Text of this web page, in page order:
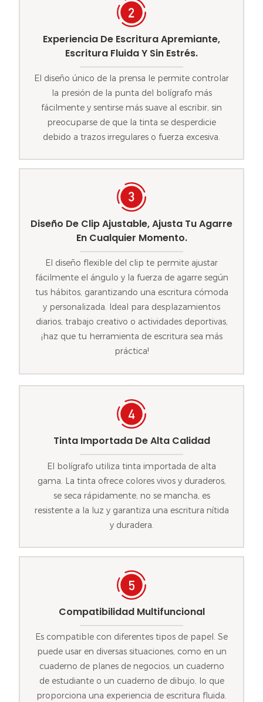
Experiencia De Escritura Apremiante,
Escritura Fluida Y Sin Estrés.
El diseño único de la prensa le permite controlar
la presión de la punta del bolígrafo más
fácilmente y sentirse más suave al escribir, sin
preocuparse de que la tinta se desperdicie
debido a trazos irregulares o fuerza excesiva.
Diseño De Clip Ajustable, Ajusta Tu Agarre
En Cualquier Momento.
El diseño flexible del clip te permite ajustar
fácilmente el ángulo y la fuerza de agarre según
tus hábitos, garantizando una escritura cómoda
y personalizada. Ideal para desplazamientos
diarios, trabajo creativo o actividades deportivas,
¡haz que tu herramienta de escritura sea más
práctica!
Tinta Importada De Alta Calidad
El bolígrafo utiliza tinta importada de alta
gama. La tinta ofrece colores vivos y duraderos,
se seca rápidamente, no se mancha, es
resistente a la luz y garantiza una escritura nítida
y duradera.
Compatibilidad Multifuncional
Es compatible con diferentes tipos de papel. Se
puede usar en diversas situaciones, como en un
cuaderno de planes de negocios, un cuaderno
de estudiante o un cuaderno de dibujo, lo que
proporciona una experiencia de escritura fluida.